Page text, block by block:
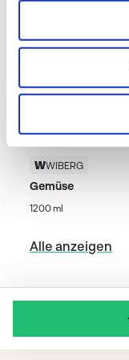
WIBERG
Gemüse
1200 ml
Alle anzeigen